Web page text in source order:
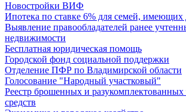
Новостройки ВИФ
Ипотека по ставке 6% для семей, имеющих
Выявление правообладателей ранее
недвижимости
Бесплатная юридическая помощь
Городской фонд социальной поддержки
Отделение ПФР по Владимирской области
Голосование "Народный участковый"
Реестр брошенных и
средств